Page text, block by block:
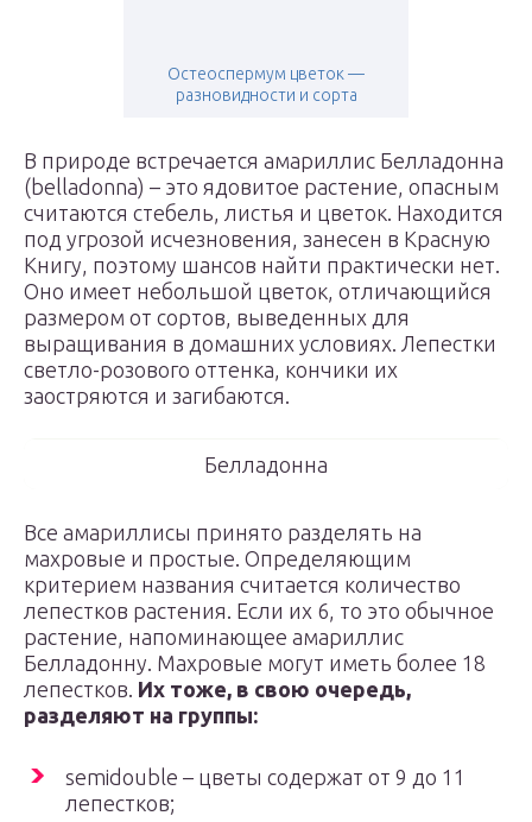
Остеоспермум цветок —
разновидности и сорта
В природе встречается амариллис Белладонна
(belladonna) – это ядовитое растение, опасным
считаются стебель, листья и цветок. Находится
под угрозой исчезновения, занесен в Красную
Книгу, поэтому шансов найти практически нет.
Оно имеет небольшой цветок, отличающийся
размером от сортов, выведенных для
выращивания в домашних условиях. Лепестки
светло-розового оттенка, кончики их
заостряются и загибаются.
Белладонна
Все амариллисы принято разделять на
махровые и простые. Определяющим
критерием названия считается количество
лепестков растения. Если их 6, то это обычное
растение, напоминающее амариллис
Белладонну. Махровые могут иметь более 18
лепестков. Их тоже, в свою очередь,
разделяют на группы:
semidouble – цветы содержат от 9 до 11
лепестков;